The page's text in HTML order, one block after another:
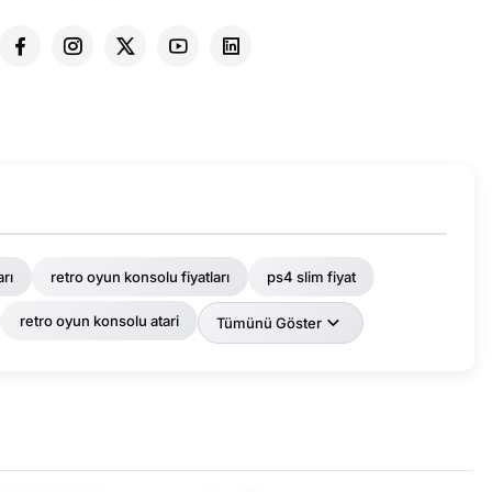
retro oyun konsolu fiyatları ps4 slim fiyat
retro oyun konsolu atari Tümünü Göster